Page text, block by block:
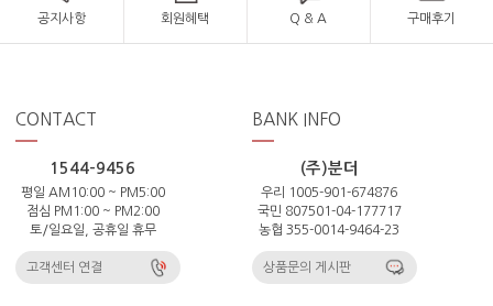
공지사항 회원혜택 Q & A 구매후기
CONTACT
1544-9456
평일 AM10:00 ~ PM5:00
점심 PM1:00 ~ PM2:00
토/일요일, 공휴일 휴무
고객센터 연결
BANK INFO
(주)분더
우리 1005-901-674876
국민 807501-04-177717
농협 355-0014-9464-23
상품문의 게시판